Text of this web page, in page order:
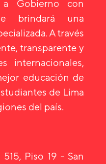
a Gobierno con
brindará una
A través
transparente y
internacionales,
educación de
de Lima
del país.
Piso 19 - San